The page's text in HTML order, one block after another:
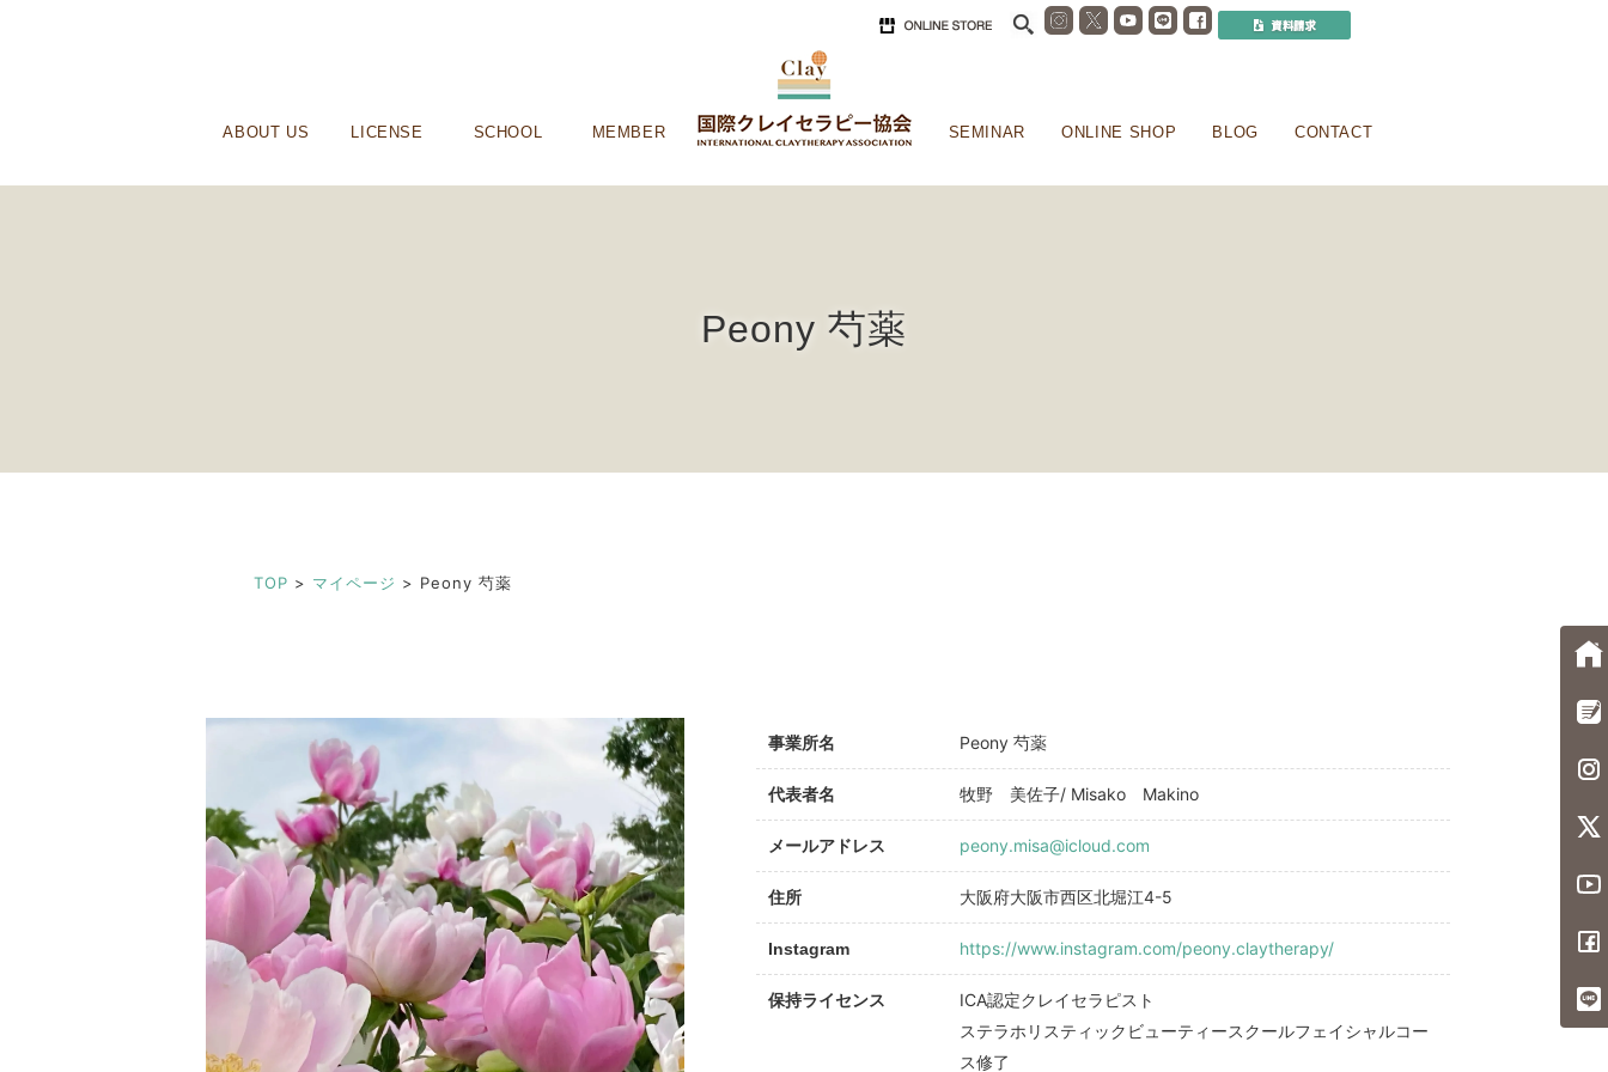
ABOUT US LICENSE SCHOOL MEMBER SEMINAR ONLINE SHOP BLOG CONTACT
Peony 芍薬
TOP > マイページ > Peony 芍薬
事業所名 Peony 芍薬
代表者名 牧野 美佐子/ Misako Makino
メールアドレス peony.misa@icloud.com
住所 大阪府大阪市西区北堀江4-5
Instagram https://www.instagram.com/peony.claytherapy/
保持ライセンス
ICA認定クレイセラピスト
ステラホリスティックビューティースクールフェイシャルコー
ス修了